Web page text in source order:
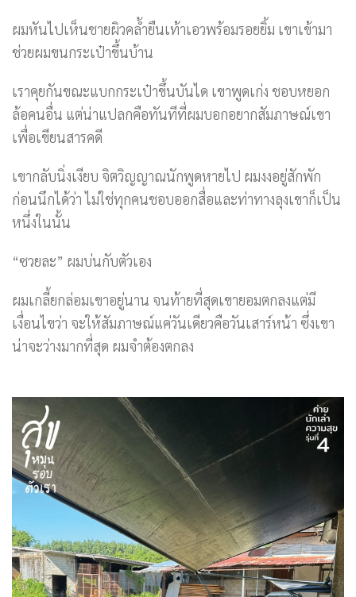
ผมหันไปเห็นชายผิวคล้ำยืนเท้าเอวพร้อมรอยยิ้ม เขาเข้ามา
ช่วยผมขนกระเป๋าขึ้นบ้าน
เราคุยกันขณะแบกกระเป๋าขึ้นบันได เขาพูดเก่ง ชอบหยอก
ล้อคนอื่น แต่น่าแปลกคือทันทีที่ผมบอกอยากสัมภาษณ์เขา
เพื่อเขียนสารคดี
เขากลับนิ่งเงียบ จิตวิญญาณนักพูดหายไป ผมงงอยู่สักพัก
ก่อนนึกได้ว่า ไม่ใช่ทุกคนชอบออกสื่อและท่าทางลุงเขาก็เป็น
หนึ่งในนั้น
“ซวยละ” ผมบ่นกับตัวเอง
ผมเกลี้ยกล่อมเขาอยู่นาน จนท้ายที่สุดเขายอมตกลงแต่มี
เงื่อนไขว่า จะให้สัมภาษณ์แค่วันเดียวคือวันเสาร์หน้า ซึ่งเขา
น่าจะว่างมากที่สุด ผมจำต้องตกลง